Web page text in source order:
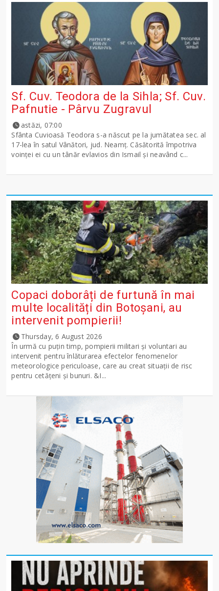
Sf. Cuv. Teodora de la Sihla; Sf. Cuv.
Pafnutie - Pârvu Zugravul
astăzi, 07:00
Sfânta Cuvioasă Teodora s-a născut pe la jumătatea sec. al
17-lea în satul Vânători, jud. Neamţ. Căsătorită împotriva
voinţei ei cu un tânăr evlavios din Ismail şi neavând c...
Copaci doborâți de furtună în mai
multe localități din Botoșani, au
intervenit pompierii!
Thursday, 6 August 2026
În urmă cu puțin timp, pompierii militari și voluntari au
intervenit pentru înlăturarea efectelor fenomenelor
meteorologice periculoase, care au creat situații de risc
pentru cetățeni și bunuri. &I...